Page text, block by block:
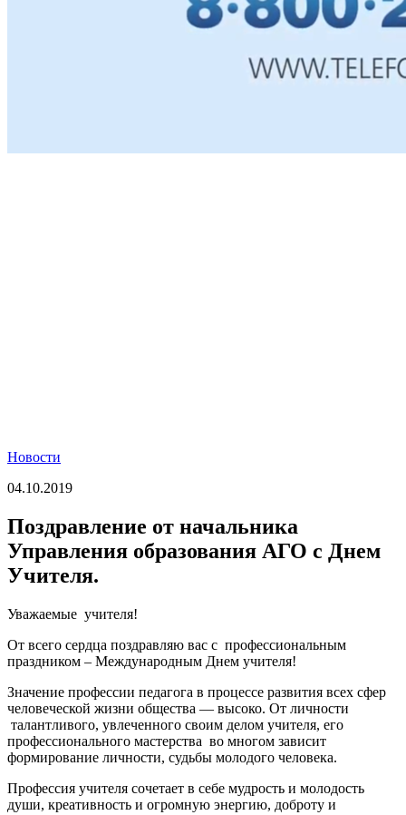
Новости
04.10.2019
Поздравление от начальника
Управления образования АГО с Днем
Учителя.
Уважаемые учителя!
От всего сердца поздравляю вас с профессиональным
праздником – Международным Днем учителя!
Значение профессии педагога в процессе развития всех сфер
человеческой жизни общества — высоко. От личности
талантливого, увлеченного своим делом учителя, его
профессионального мастерства во многом зависит
формирование личности, судьбы молодого человека.
Профессия учителя сочетает в себе мудрость и молодость
души, креативность и огромную энергию, доброту и